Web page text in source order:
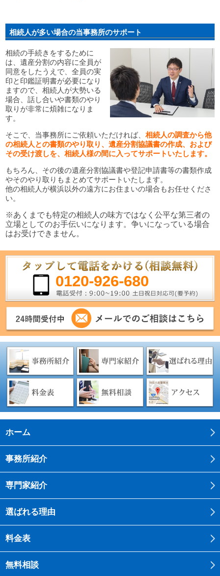
相続人が多い場合の当事務所のサポート
相続の手続きをするために
は、遺産分割の内容に全員が
同意をしたうえで、全員の実
印と印鑑証明書が必要になり
ますので、相続人が大勢いる
場合、話し合いや書類のやり
取りが非常に煩雑になりま
す。
そこで、当事務所にご依頼いただければ、相続人の調査から他
の相続人との書類のやり取り、遺産分割協議書の作成、および
その受け渡しを、相続人様の間に入ってサポートいたします。
もちろん、その後の遺産分割協議書や登記申請書等の書類作成
やそのやり取りもまとめてサポートいたします。
他の相続人が横浜以外の遠方にお住まいの場合もお任せくださ
い。
※あくまでも特定の相続人の味方ではなく公平な第三者の
立場としてのお手伝いになります。争いになっている場合
はお受けできません。
0120-926-680
ホーム
事務所紹介
専門家紹介
選ばれる理由
料金表
無料相談